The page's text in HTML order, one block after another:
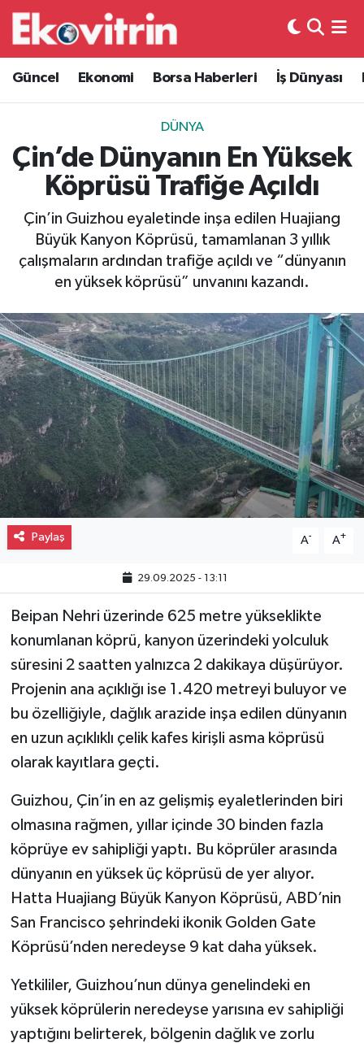
Güncel Ekonomi Borsa Haberleri İş Dünyası
DÜNYA
Çin’de Dünyanın En Yüksek
Köprüsü Trafiğe Açıldı
Çin’in Guizhou eyaletinde inşa edilen Huajiang
Büyük Kanyon Köprüsü, tamamlanan 3 yıllık
çalışmaların ardından trafiğe açıldı ve “dünyanın
en yüksek köprüsü” unvanını kazandı.
Paylaş A- A+
29.09.2025 - 13:11
Beipan Nehri üzerinde 625 metre yükseklikte
konumlanan köprü, kanyon üzerindeki yolculuk
süresini 2 saatten yalnızca 2 dakikaya düşürüyor.
Projenin ana açıklığı ise 1.420 metreyi buluyor ve
bu özelliğiyle, dağlık arazide inşa edilen dünyanın
en uzun açıklıklı çelik kafes kirişli asma köprüsü
olarak kayıtlara geçti.
Guizhou, Çin’in en az gelişmiş eyaletlerinden biri
olmasına rağmen, yıllar içinde 30 binden fazla
köprüye ev sahipliği yaptı. Bu köprüler arasında
dünyanın en yüksek üç köprüsü de yer alıyor.
Hatta Huajiang Büyük Kanyon Köprüsü, ABD’nin
San Francisco şehrindeki ikonik Golden Gate
Köprüsü’nden neredeyse 9 kat daha yüksek.
Yetkililer, Guizhou’nun dünya genelindeki en
yüksek köprülerin neredeyse yarısına ev sahipliği
yaptığını belirterek, bölgenin dağlık ve zorlu
Güncel
Ekonomi
Borsa Haberleri
İş Dünyası
Lojistik
Otovitrin
Asayiş
Magazin
Gayrimenkul
Spor
Eğitim
Hava Durumu
Trafik Durumu
Süper Lig Puan Durumu ve Fikstür
Tüm Manşetler
Son Dakika Haberleri
Haber Arşivi